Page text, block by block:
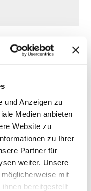
und Anzeigen zu
Medien anbieten
Website zu
zu Ihrer
Partner für
weiter. Unsere
mit
bereitgestellt